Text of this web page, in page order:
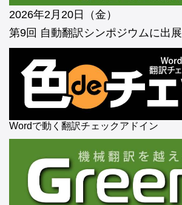
2026年2月20日（金）
第9回 自動翻訳シンポジウムに出展
Wordで動く翻訳チェックアドイン